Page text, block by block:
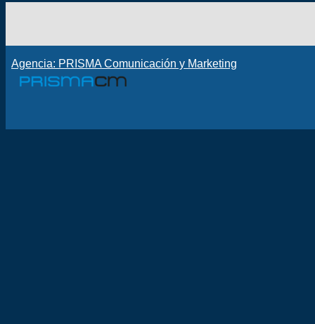
Agencia: PRISMA Comunicación y Marketing